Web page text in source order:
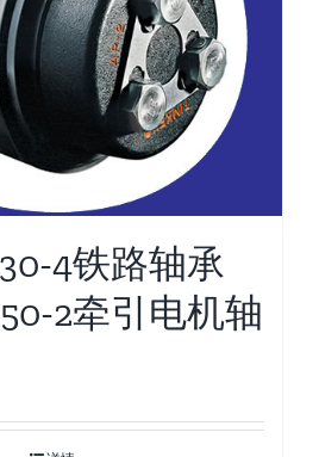
4铁路轴承
2牵引电机轴